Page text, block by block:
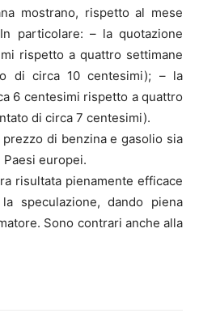
mostrano, rispetto al mese
particolare: – la quotazione
rispetto a quattro settimane
di circa 10 centesimi); – la
6 centesimi rispetto a quattro
di circa 7 centesimi).
di benzina e gasolio sia
europei.
risultata pienamente efficace
speculazione, dando piena
Sono contrari anche alla